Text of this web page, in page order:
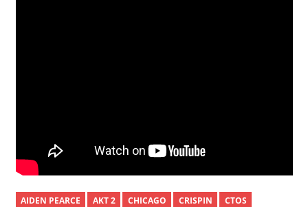
AIDEN PEARCE AKT 2 CHICAGO CRISPIN
CTOS